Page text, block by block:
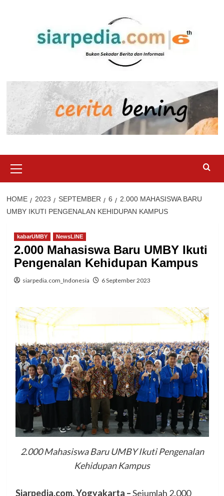
Menu
HOME 2023 SEPTEMBER 6
2.000 MAHASISWA BARU
UMBY IKUTI PENGENALAN KEHIDUPAN KAMPUS
kabarUMBY NewsLINE
2.000 Mahasiswa Baru UMBY Ikuti
Pengenalan Kehidupan Kampus
siarpedia.com_Indonesia 6 September 2023
2.000 Mahasiswa Baru UMBY Ikuti Pengenalan
Kehidupan Kampus
Siarpedia.com, Yogyakarta –Sejumlah 2.000